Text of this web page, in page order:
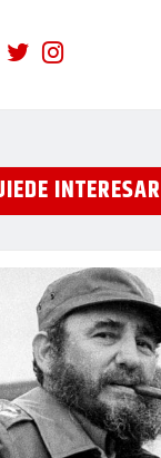
INTERESAR